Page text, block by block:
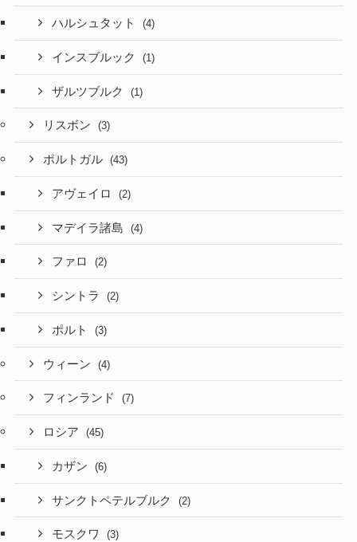
ハルシュタット (4)
インスブルック (1)
ザルツブルク (1)
リスボン (3)
ポルトガル (43)
アヴェイロ (2)
マデイラ諸島 (4)
ファロ (2)
シントラ (2)
ポルト (3)
ウィーン (4)
フィンランド (7)
ロシア (45)
カザン (6)
サンクトペテルブルク (2)
モスクワ (3)